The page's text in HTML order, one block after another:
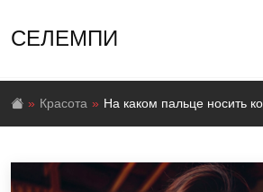
СЕЛЕМПИ
Красота На каком пальце носить